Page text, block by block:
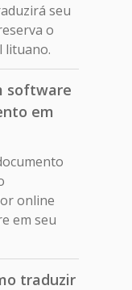
seu
o
lituano.
software
em
online
em seu
traduzir